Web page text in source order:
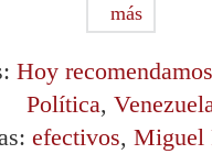
más
Hoy recomendamos
Política,
efectivos, Miguel